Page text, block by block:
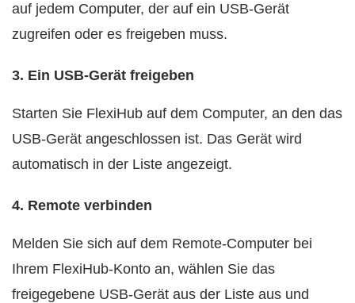
auf jedem Computer, der auf ein USB-Gerät
zugreifen oder es freigeben muss.
3. Ein USB-Gerät freigeben
Starten Sie FlexiHub auf dem Computer, an den das
USB-Gerät angeschlossen ist. Das Gerät wird
automatisch in der Liste angezeigt.
4. Remote verbinden
Melden Sie sich auf dem Remote-Computer bei
Ihrem FlexiHub-Konto an, wählen Sie das
freigegebene USB-Gerät aus der Liste aus und